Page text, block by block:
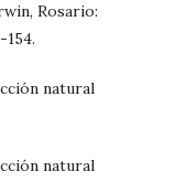
Rosario:
natural
natural